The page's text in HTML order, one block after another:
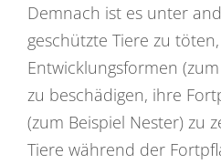
Demnach ist es unter
geschützte Tiere zu
Entwicklungsformen
zu beschädigen, ihre
(zum Beispiel Nester) zu
Tiere während der